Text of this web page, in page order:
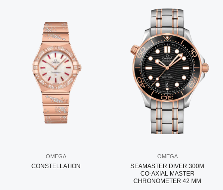
OMEGA
CONSTELLATION
OMEGA
SEAMASTER DIVER 300M
CO‑AXIAL MASTER
CHRONOMETER 42 MM